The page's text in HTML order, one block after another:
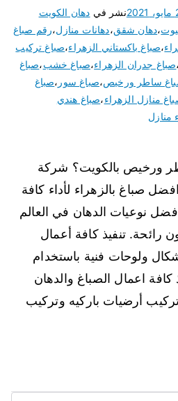
نشر في دهان الكويت
،دهان شقق،دهانات منازل،رقم صباغ
،صباغ باكستاني الزهراء،صباغ تركيب
،صباغ جدران الزهراء،صباغ خشب،صباغ
ساطر ورخيص،صباغ سور ،صباغ
منازل الزهراء،صباغ هندي
منازل
ورخيص بالكويت؟ شركة
صباغ بالزهراء لأداء كافة
نوعيات الدهان في العالم
رائحة. تنفيذ كافة أعمال
ولوحات فنية باستخدام
كافة اعمال الصباغ والدهان
أرضيات باركيه وتركيب